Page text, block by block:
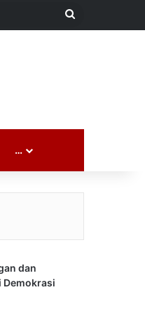
Search
…
dan
Demokrasi